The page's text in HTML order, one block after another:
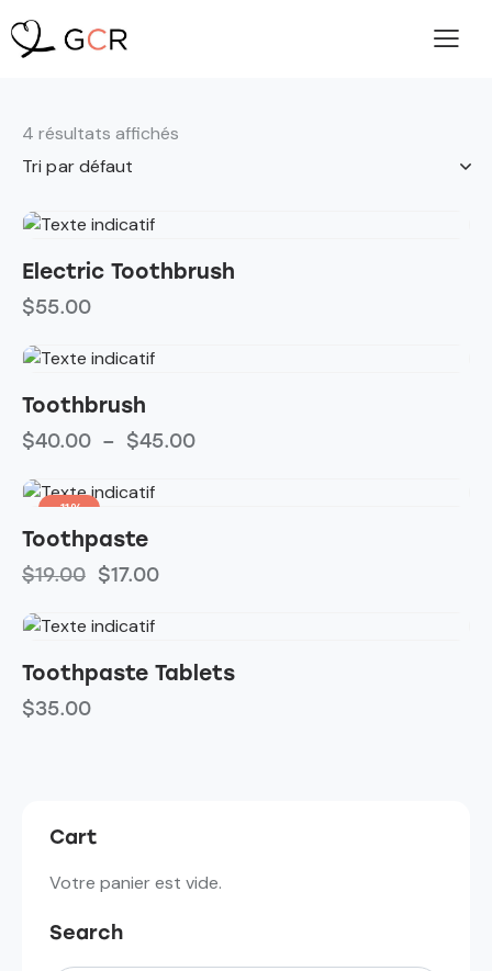
4 résultats affichés
Electric Toothbrush
$55.00
Toothbrush
$40.00 – $45.00
-11%
Toothpaste
$19.00 $17.00
Toothpaste Tablets
$35.00
Cart
Votre panier est vide.
Search